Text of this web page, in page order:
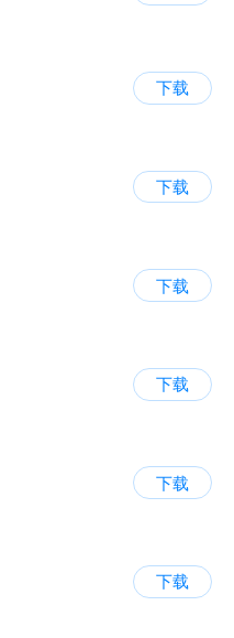
下载
下载
下载
下载
下载
下载